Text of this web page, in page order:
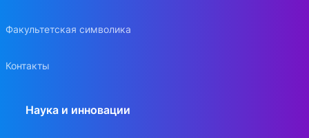
Факультетская символика
Контакты
Наука и инновации